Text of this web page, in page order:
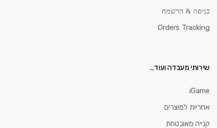
כניסה & הרשמה
Orders Tracking
שירותי מעבדה ועוד…
iGame
אחריות למוצרים
קנייה מאובטחת